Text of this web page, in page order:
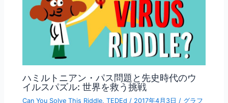
ハミルトニアン・パス問題と先史時代のウ
イルスパズル: 世界を救う挑戦
Can You Solve This Riddle,TEDEd / 2017年4月3日/ グラフ